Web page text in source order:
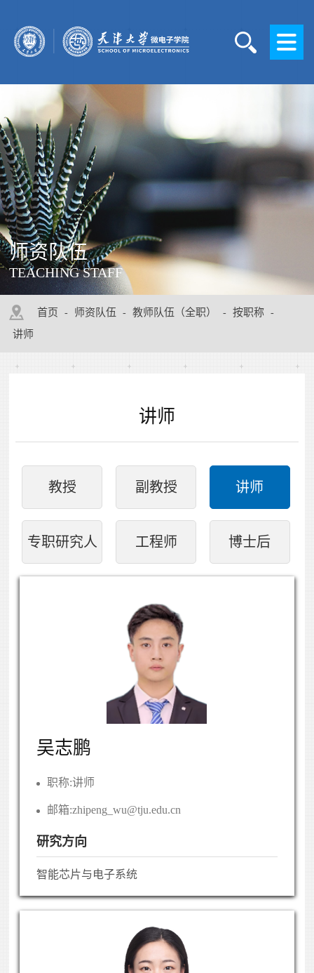
师资队伍
TEACHING STAFF
首页 - 师资队伍 - 教师队伍（全职） - 按职称 -
讲师
讲师
教授 副教授 讲师
专职研究人 工程师 博士后
吴志鹏
职称:讲师
邮箱:zhipeng_wu@tju.edu.cn
研究方向
智能芯片与电子系统